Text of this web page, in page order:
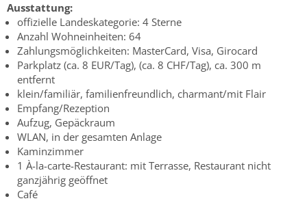
Ausstattung:
offizielle Landeskategorie: 4 Sterne
Anzahl Wohneinheiten: 64
Zahlungsmöglichkeiten: MasterCard, Visa, Girocard
Parkplatz (ca. 8 EUR/Tag), (ca. 8 CHF/Tag), ca. 300 m
entfernt
klein/familiär, familienfreundlich, charmant/mit Flair
Empfang/Rezeption
Aufzug, Gepäckraum
WLAN, in der gesamten Anlage
Kaminzimmer
1 À-la-carte-Restaurant: mit Terrasse, Restaurant nicht
ganzjährig geöffnet
Café